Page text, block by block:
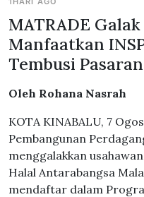
MATRADE
Manfaatkan
Tembusi
Oleh Rohana Nasrah
KOTA KINABALU, 7
Pembangunan
menggalakkan
Halal Antarabangsa
mendaftar dalam